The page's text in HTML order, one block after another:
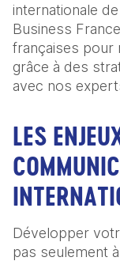
internationale
Business
françaises pour
grâce à des
avec nos
LES
Développer
pas seulement